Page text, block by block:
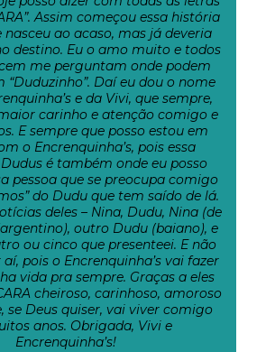
Assim começou essa história
ao acaso, mas já deveria
destino. Eu o amo muito e todos
me perguntam onde podem
“Duduzinho”. Daí eu dou o nome
e da Vivi, que sempre,
carinho e atenção comigo e
E sempre que posso estou em
o Encrenquinha’s, pois essa
Dudus é também onde eu posso
pessoa que se preocupa comigo
do Dudu que tem saído de lá.
deles – Nina, Dudu, Nina (de
outro Dudu (baiano), e
ou cinco que presenteei. E não
pois o Encrenquinha’s vai fazer
vida pra sempre. Graças a eles
cheiroso, carinhoso, amoroso
se Deus quiser, vai viver comigo
anos. Obrigada, Vivi e
Encrenquinha’s!